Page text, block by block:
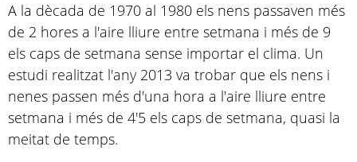
A la dècada de 1970 al 1980 els nens passaven més
de 2 hores a l'aire lliure entre setmana i més de 9
els caps de setmana sense importar el clima. Un
estudi realitzat l'any 2013 va trobar que els nens i
nenes passen més d'una hora a l'aire lliure entre
setmana i més de 4'5 els caps de setmana, quasi la
meitat de temps.